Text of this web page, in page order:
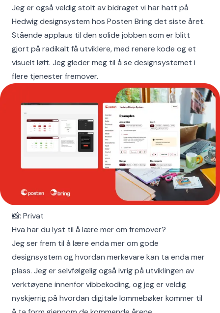
Jeg er også veldig stolt av bidraget vi har hatt på
Hedwig designsystem hos Posten Bring det siste året.
Stående applaus til den solide jobben som er blitt
gjort på radikalt få utviklere, med renere kode og et
visuelt løft. Jeg gleder meg til å se designsystemet i
flere tjenester fremover.
📸: Privat
Hva har du lyst til å lære mer om fremover?
Jeg ser frem til å ​lære enda mer om gode
designsystem og hvordan merkevare kan ta enda mer
plass. Jeg er selvfølgelig også ivrig på utviklingen av
verktøyene innenfor vibbekoding, og jeg er veldig
nyskjerrig på hvordan digitale lommebøker kommer til